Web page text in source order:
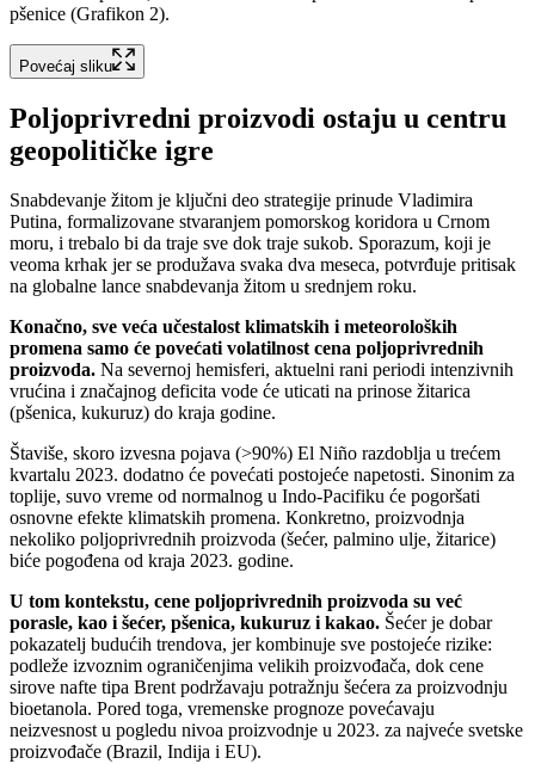
pšenice (Grafikon 2).
Povećaj sliku
Poljoprivredni proizvodi ostaju u centru
geopolitičke igre
Snabdevanje žitom je ključni deo strategije prinude Vladimira
Putina, formalizovane stvaranjem pomorskog koridora u Crnom
moru, i trebalo bi da traje sve dok traje sukob. Sporazum, koji je
veoma krhak jer se produžava svaka dva meseca, potvrđuje pritisak
na globalne lance snabdevanja žitom u srednjem roku.
Кonačno, sve veća učestalost klimatskih i meteoroloških
promena samo će povećati volatilnost cena poljoprivrednih
proizvoda. Na severnoj hemisferi, aktuelni rani periodi intenzivnih
vrućina i značajnog deficita vode će uticati na prinose žitarica
(pšenica, kukuruz) do kraja godine.
Štaviše, skoro izvesna pojava (>90%) El Niño razdoblja u trećem
kvartalu 2023. dodatno će povećati postojeće napetosti. Sinonim za
toplije, suvo vreme od normalnog u Indo-Pacifiku će pogoršati
osnovne efekte klimatskih promena. Кonkretno, proizvodnja
nekoliko poljoprivrednih proizvoda (šećer, palmino ulje, žitarice)
biće pogođena od kraja 2023. godine.
U tom kontekstu, cene poljoprivrednih proizvoda su već
porasle, kao i šećer, pšenica, kukuruz i kakao. Šećer je dobar
pokazatelj budućih trendova, jer kombinuje sve postojeće rizike:
podleže izvoznim ograničenjima velikih proizvođača, dok cene
sirove nafte tipa Brent podržavaju potražnju šećera za proizvodnju
bioetanola. Pored toga, vremenske prognoze povećavaju
neizvesnost u pogledu nivoa proizvodnje u 2023. za najveće svetske
proizvođače (Brazil, Indija i EU).